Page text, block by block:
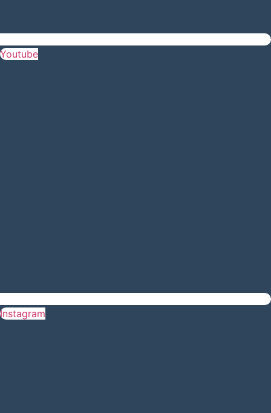
Youtube
Instagram